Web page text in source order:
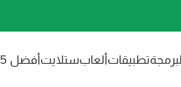
تطبيقاتألعابستلايتأفضل 5